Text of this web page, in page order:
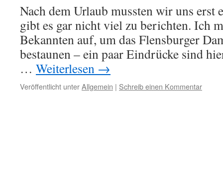
Nach dem Urlaub mussten wir uns erst
gibt es gar nicht viel zu berichten. Ich
Bekannten auf, um das Flensburger
bestaunen – ein paar Eindrücke sind
… Weiterlesen →
Veröffentlicht unterAllgemein | Schreib einen Kommentar